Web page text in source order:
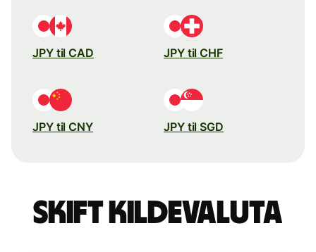
JPY til CAD JPY til CHF
JPY til CNY JPY til SGD
Skift kildevaluta